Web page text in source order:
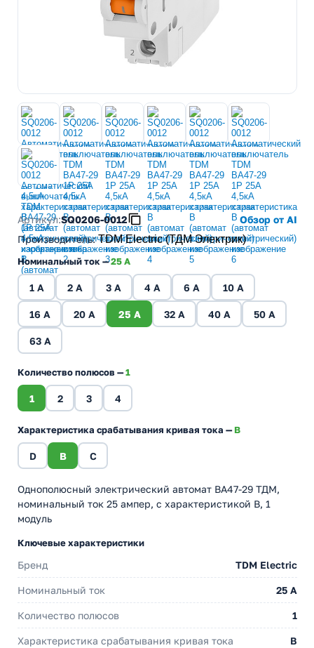
Артикул:SQ0206-0012
Обзор от AI
Производитель:TDM Electric (ТДМ Электрик)
Номинальный ток —25 A
1 A 2 A 3 A 4 A 6 A 10 A
16 A 20 A 25 A 32 A 40 A 50 A
63 A
Количество полюсов —1
1 2 3 4
Характеристика срабатывания кривая тока —B
D B C
Однополюсный электрический автомат ВА47-29 ТДМ,
номинальный ток 25 ампер, с характеристикой B, 1
модуль
Ключевые характеристики
Бренд TDM Electric
Номинальный ток 25 A
Количество полюсов 1
Характеристика срабатывания кривая тока B